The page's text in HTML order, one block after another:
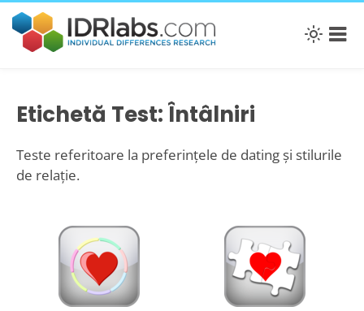
Etichetă Test: Întâlniri
Teste referitoare la preferințele de dating și stilurile
de relație.